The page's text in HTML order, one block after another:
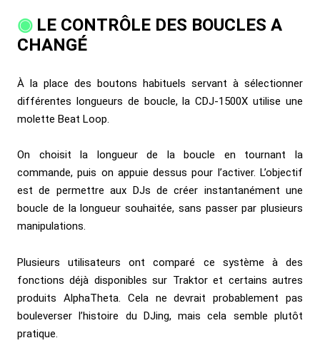
LE CONTRÔLE DES BOUCLES A
CHANGÉ
À la place des boutons habituels servant à sélectionner
différentes longueurs de boucle, la CDJ-1500X utilise une
molette Beat Loop.
On choisit la longueur de la boucle en tournant la
commande, puis on appuie dessus pour l’activer. L’objectif
est de permettre aux DJs de créer instantanément une
boucle de la longueur souhaitée, sans passer par plusieurs
manipulations.
Plusieurs utilisateurs ont comparé ce système à des
fonctions déjà disponibles sur Traktor et certains autres
produits AlphaTheta. Cela ne devrait probablement pas
bouleverser l’histoire du DJing, mais cela semble plutôt
pratique.